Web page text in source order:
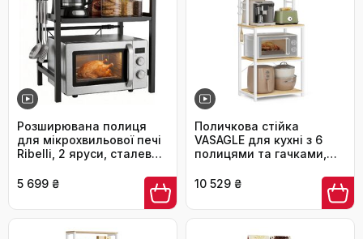
Розширювана полиця
для мікрохвильової печі
Ribelli, 2 яруси, сталева,
5 699 ₴
Поличкова стійка
VASAGLE для кухні з 6
полицями та гачками,
горіховий колір + білий,
10 529 ₴